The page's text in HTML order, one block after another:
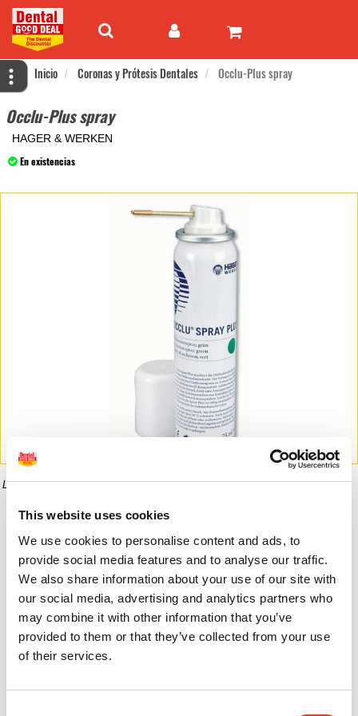
This website uses cookies
We use cookies to personalise content and ads, to
provide social media features and to analyse our traffic.
We also share information about your use of our site with
our social media, advertising and analytics partners who
may combine it with other information that you’ve
provided to them or that they’ve collected from your use
of their services.
Inicio Coronas y Prótesis Dentales Occlu-Plus spray
Occlu-Plus spray
HAGER & WERKEN
En existencias
La imagen puede diferir del producto final.
Informaci�n del producto
19,00 €
10,00 €